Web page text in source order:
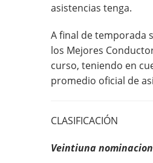
asistencias tenga.
A final de temporada
los Mejores
curso, teniendo en
promedio oficial de
CLASIFICACIÓN
Veintiuna